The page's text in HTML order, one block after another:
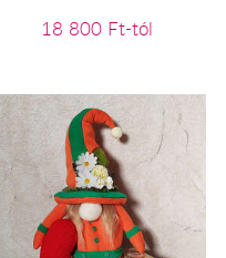
18 800 Ft-tól